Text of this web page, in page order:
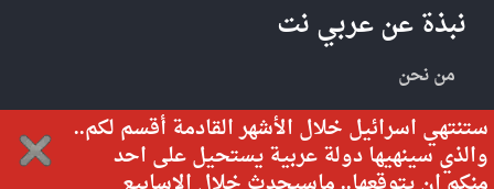
ستنتهي اسرائيل خلال الأشهر القادمة أقسم لكم..
والذي سينهيها دولة عربية يستحيل على احد
نبذة عن عربي نت
من نحن
تواصل معنا